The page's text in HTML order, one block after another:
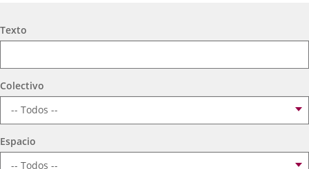
Búsqueda
Texto
Colectivo
Espacio